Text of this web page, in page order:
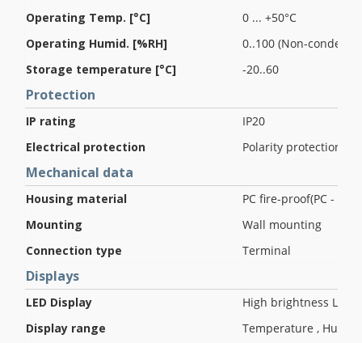
Operating Temp. [°C]
0 ... +50°C
Operating Humid. [%RH]
0..100 (Non-
Storage temperature [°C]
-20..60
Protection
IP rating
IP20
Electrical protection
Polarity protection ,
Mechanical data
Housing material
PC fire-proof(PC -
Mounting
Wall mounting
Connection type
Terminal
Displays
LED Display
High brightness LED
Display range
Temperature ,